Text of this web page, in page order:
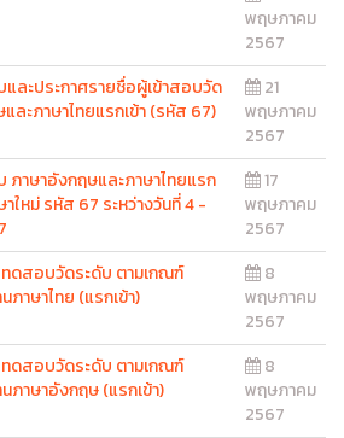
พฤษภาคม
2567
ละประกาศรายชื่อผู้เข้าสอบวัด
ละภาษาไทยแรกเข้า (รหัส 67)
21
พฤษภาคม
2567
ภาษาอังกฤษและภาษาไทยแรก
ใหม่ รหัส 67 ระหว่างวันที่ 4 -
17
พฤษภาคม
2567
ดสอบวัดระดับ ตามเกณฑ์
ภาษาไทย (แรกเข้า)
8
พฤษภาคม
2567
ดสอบวัดระดับ ตามเกณฑ์
ภาษาอังกฤษ (แรกเข้า)
8
พฤษภาคม
2567